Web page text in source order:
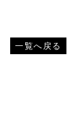
一覧へ戻る